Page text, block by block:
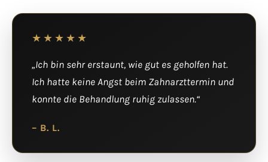
★★★★★
„Ich bin sehr erstaunt, wie gut es geholfen hat.
Ich hatte keine Angst beim Zahnarzttermin und
konnte die Behandlung ruhig zulassen.“
– B. L.